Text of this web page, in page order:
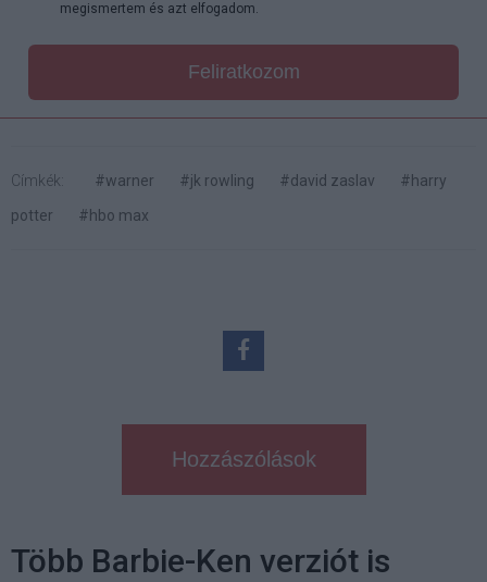
megismertem és azt elfogadom.
Feliratkozom
Címkék: #warner #jk rowling #david zaslav
#harry
potter
#hbo max
Hozzászólások
Több Barbie-Ken verziót is